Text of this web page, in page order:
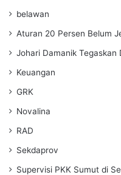
belawan
Aturan 20 Persen Belum
Johari Damanik Tegaskan
Keuangan
GRK
Novalina
RAD
Sekdaprov
Supervisi PKK Sumut di